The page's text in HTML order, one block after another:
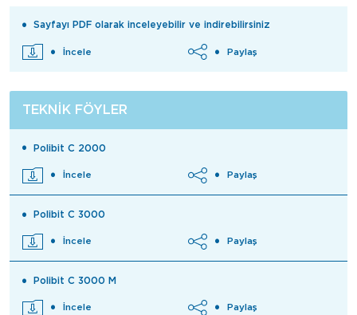
Sayfayı PDF olarak inceleyebilir ve indirebilirsiniz
İncele Paylaş
TEKNIK FÖYLER
Polibit C 2000
İncele Paylaş
Polibit C 3000
İncele Paylaş
Polibit C 3000 M
İncele Paylaş